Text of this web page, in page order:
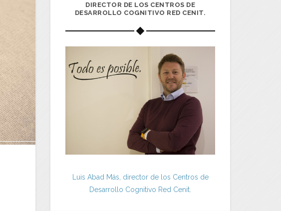
DIRECTOR DE LOS CENTROS DE
DESARROLLO COGNITIVO RED CENIT.
Luis Abad Más, director de los Centros de
Desarrollo Cognitivo Red Cenit.